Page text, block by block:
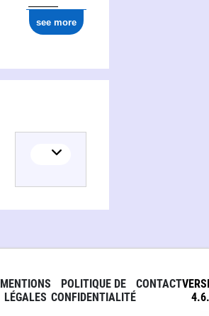
see more
MENTIONS
LÉGALES
POLITIQUE DE
CONFIDENTIALITÉ
CONTACT